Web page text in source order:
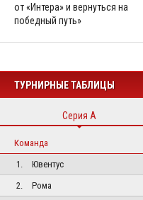
от «Интера» и вернуться на
победный путь»
ТУРНИРНЫЕ ТАБЛИЦЫ
Серия А
Команда
1.
Ювентус
2.
Рома